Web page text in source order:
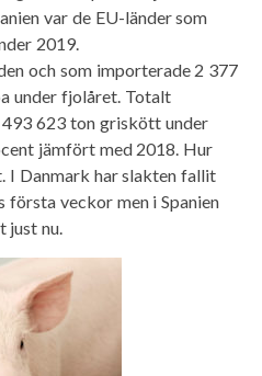
var de EU-länder som
2019.
och som importerade 2 377
under fjolåret. Totalt
623 ton griskött under
jämfört med 2018. Hur
Danmark har slakten fallit
första veckor men i Spanien
just nu.